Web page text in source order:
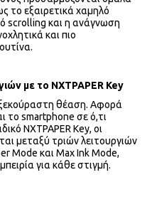
το εξαιρετικά χαμηλό
scrolling και η ανάγνωση
και πιο
με το NXTPAPER Key
θέαση. Αφορά
το smartphone σε ό,τι
NXTPAPER Key, οι
μεταξύ τριών λειτουργιών
Mode και Max Ink Mode,
για κάθε στιγμή.